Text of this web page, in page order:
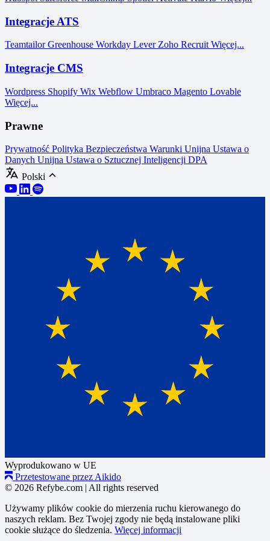
Integracje ATS
TeamtailorGreenhouse Workday Lever Zoho Recruit Więcej...
Integracje CMS
Wordpress Shopify Wix Webflow Umbraco Magento Lovable
Więcej...
Prawne
Prywatność Polityka Bezpieczeństwa Warunki Unijna Ustawa o
Danych Unijna Ustawa o Sztucznej Inteligencji DPA
Polski
Wyprodukowano w UE
Przetestowane przez Aikido
© 2026 Refybe.com | All rights reserved
Używamy plików cookie do mierzenia ruchu kierowanego do
naszych reklam. Bez Twojej zgody nie będą instalowane pliki
cookie służące do śledzenia. Więcej informacji